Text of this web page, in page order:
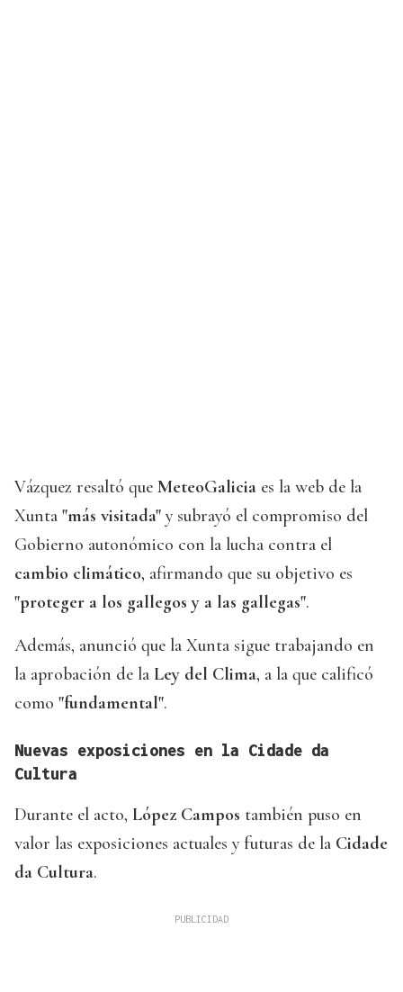
Vázquez resaltó que MeteoGalicia es la web de la
Xunta "más visitada" y subrayó el compromiso del
Gobierno autonómico con la lucha contra el
cambio climático, afirmando que su objetivo es
"proteger a los gallegos y a las gallegas".
Además, anunció que la Xunta sigue trabajando en
la aprobación de la Ley del Clima, a la que calificó
como "fundamental".
Nuevas exposiciones en la Cidade da
Cultura
Durante el acto, López Campos también puso en
valor las exposiciones actuales y futuras de la Cidade
da Cultura.